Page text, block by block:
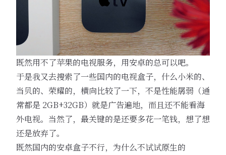
既然用不了苹果的电视服务，用安卓的总可以吧。
于是我又去搜索了一些国内的电视盒子，什么小米的、
当贝的、荣耀的，横向比较了一下，不是性能孱弱（通
常都是 2GB+32GB）就是广告遍地，而且还不能看海
外电视。当然了，最关键的是还要多花一笔钱，想了想
还是放弃了。
既然国内的安卓盒子不行，为什么不试试原生的